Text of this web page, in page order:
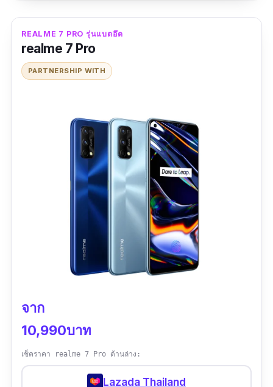
เพลง ก็สามารถใช้ได้ยาว ๆ เลยทีเดียว
นอกจากนี้ยังรองรับการใช้งานซิมการ์ดได้ถึง 2 ซิม
และรองรับการใช้งานเครือข่าย 4G อีกด้วย ใครที่
กำลังมองหาโทรศัพท์มือถือหน้าจอทัชสกรีนดี ๆ
โดนใจใครหลาย ๆ คนอย่างแน่นอน
REALME 7 PRO รุ่นแบตอึด
realme 7 Pro
PARTNERSHIP WITH
จาก
10,990บาท
เช็คราคา realme 7 Pro ด้านล่าง:
Lazada Thailand